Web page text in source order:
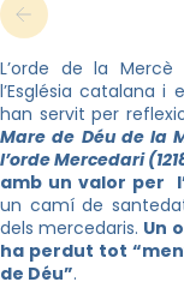
L’orde de la
l’Església catalana i
han servit per
Mare de Déu de la
l’orde Mercedari
amb un valor per
un camí de
dels mercedaris. Un
ha perdut tot
de Déu”.